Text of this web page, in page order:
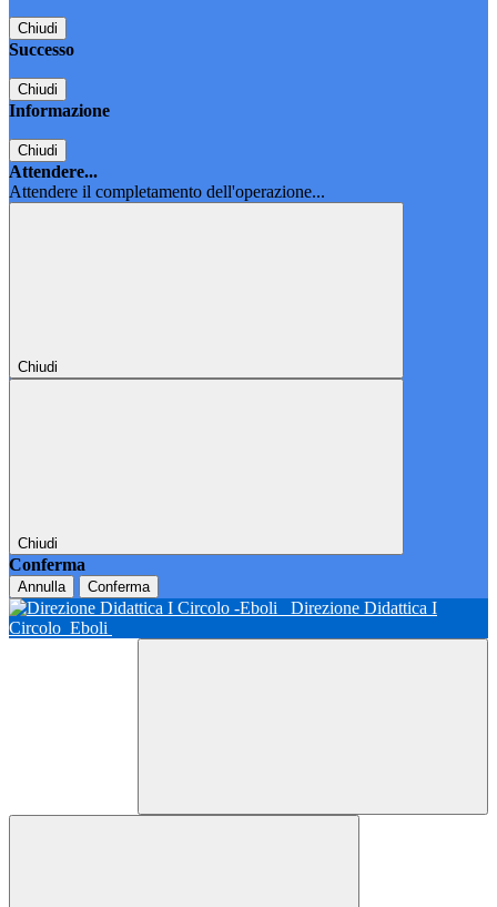
Chiudi
Successo
Chiudi
Informazione
Chiudi
Attendere...
Attendere il completamento dell'operazione...
Chiudi
Chiudi
Conferma
Annulla Conferma
Direzione Didattica I
Circolo Eboli